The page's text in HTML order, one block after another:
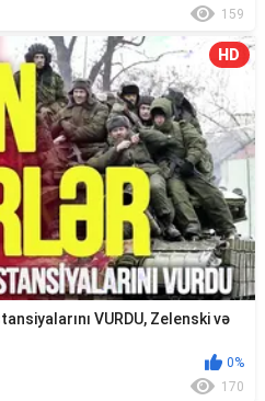
159
HD
VURDU, Zelenski və
0%
170